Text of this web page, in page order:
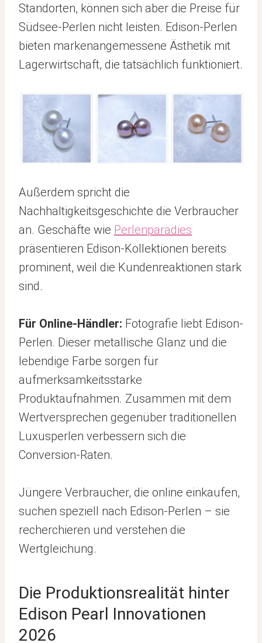
Standorten, können sich aber die Preise für
Südsee-Perlen nicht leisten. Edison-Perlen
bieten markenangemessene Ästhetik mit
Lagerwirtschaft, die tatsächlich funktioniert.
Außerdem spricht die
Nachhaltigkeitsgeschichte die Verbraucher
an. Geschäfte wie Perlenparadies
präsentieren Edison-Kollektionen bereits
prominent, weil die Kundenreaktionen stark
sind.
Für Online-Händler: Fotografie liebt Edison-
Perlen. Dieser metallische Glanz und die
lebendige Farbe sorgen für
aufmerksamkeitsstarke
Produktaufnahmen. Zusammen mit dem
Wertversprechen gegenüber traditionellen
Luxusperlen verbessern sich die
Conversion-Raten.
Jüngere Verbraucher, die online einkaufen,
suchen speziell nach Edison-Perlen – sie
recherchieren und verstehen die
Wertgleichung.
Die Produktionsrealität hinter
Edison Pearl Innovationen
2026